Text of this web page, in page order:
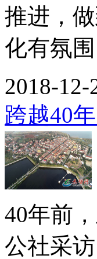
推进，
化有氛
2018-12-
跨越40
40年前
公社采